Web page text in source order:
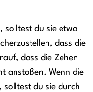
solltest du sie etwa
dass die
dass die Zehen
anstoßen. Wenn die
solltest du sie durch